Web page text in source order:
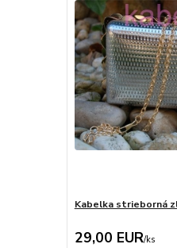
Kabelka strieborná
29,00 EUR/ks